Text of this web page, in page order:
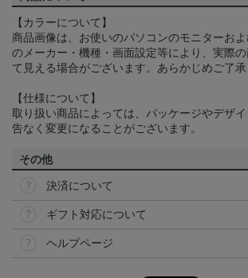
【カラーについて】
商品画像は、お使いのパソコンのモニターお
のメーカー・機種・画面設定等により、実際
て見える場合がございます。あらかじめご了承
【仕様について】
取り扱い商品によっては、パッケージやデザ
告なく変更になることがございます。
その他
決済について
ギフト対応について
ヘルプページ